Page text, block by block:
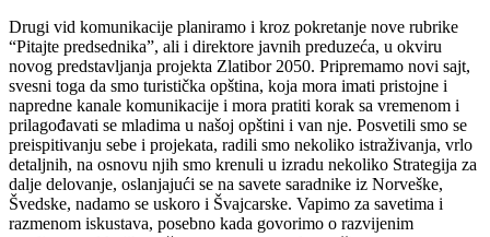
Drugi vid komunikacije planiramo i kroz pokretanje nove rubrike
“Pitajte predsednika”, ali i direktore javnih preduzeća, u okviru
novog predstavljanja projekta Zlatibor 2050. Pripremamo novi sajt,
svesni toga da smo turistička opština, koja mora imati pristojne i
napredne kanale komunikacije i mora pratiti korak sa vremenom i
prilagođavati se mladima u našoj opštini i van nje. Posvetili smo se
preispitivanju sebe i projekata, radili smo nekoliko istraživanja, vrlo
detaljnih, na osnovu njih smo krenuli u izradu nekoliko Strategija za
dalje delovanje, oslanjajući se na savete saradnike iz Norveške,
Švedske, nadamo se uskoro i Švajcarske. Vapimo za savetima i
razmenom iskustava, posebno kada govorimo o razvijenim